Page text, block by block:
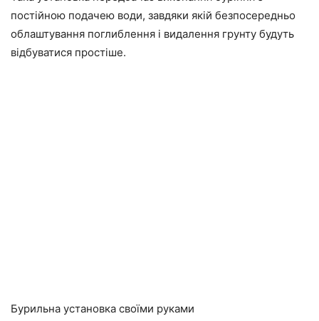
постійною подачею води, завдяки якій безпосередньо
облаштування поглиблення і видалення грунту будуть
відбуватися простіше.
Бурильна установка своїми руками